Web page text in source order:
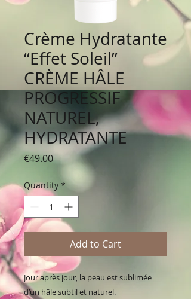
Crème Hydratante
“Effet Soleil”
CRÈME HÂLE
PROGRESSIF
NATUREL,
HYDRATANTE
€49.00Price
Quantity *
Add to Cart
Jour après jour, la peau est sublimée
d’un hâle subtil et naturel.